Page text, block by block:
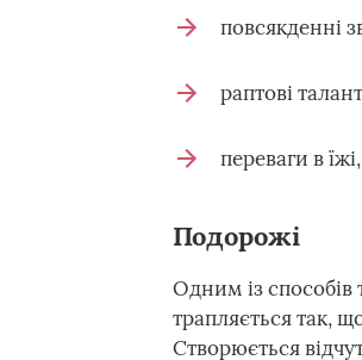
повсякденні
раптові
переваги в
Подорожі
Одним із способів
трапляється так,
Створюється